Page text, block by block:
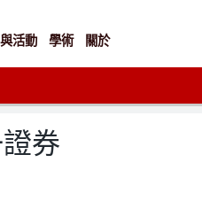
活動 學術 關於
券